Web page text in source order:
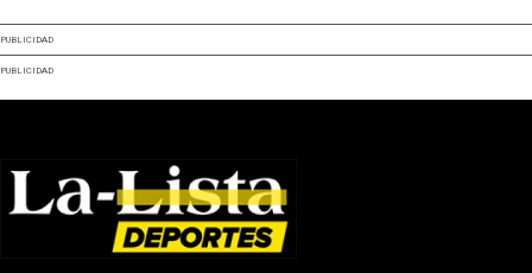
PUBLICIDAD
PUBLICIDAD